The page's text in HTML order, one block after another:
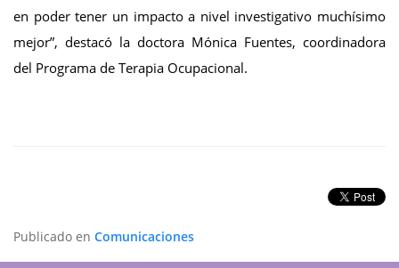
en poder tener un impacto a nivel investigativo muchísimo
mejor”, destacó la doctora Mónica Fuentes, coordinadora
del Programa de Terapia Ocupacional.
Publicado en Comunicaciones